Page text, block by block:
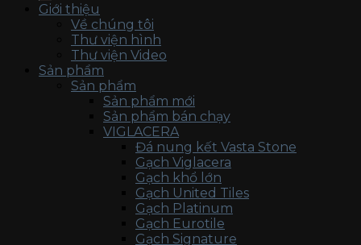
Giới thiệu
Về chúng tôi
Thư viện hình
Thư viện Video
Sản phẩm
Sản phẩm
Sản phẩm mới
Sản phẩm bán chạy
VIGLACERA
Đá nung kết Vasta Stone
Gạch Viglacera
Gạch khổ lớn
Gạch United Tiles
Gạch Platinum
Gạch Eurotile
Gạch Signature